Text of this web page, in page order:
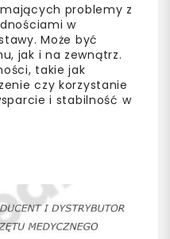
problemy z
w
Może być
jak i na zewnątrz.
takie jak
czy korzystanie
i stabilność w